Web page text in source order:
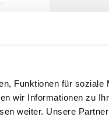
Funktionen für soziale
wir Informationen zu
weiter. Unsere